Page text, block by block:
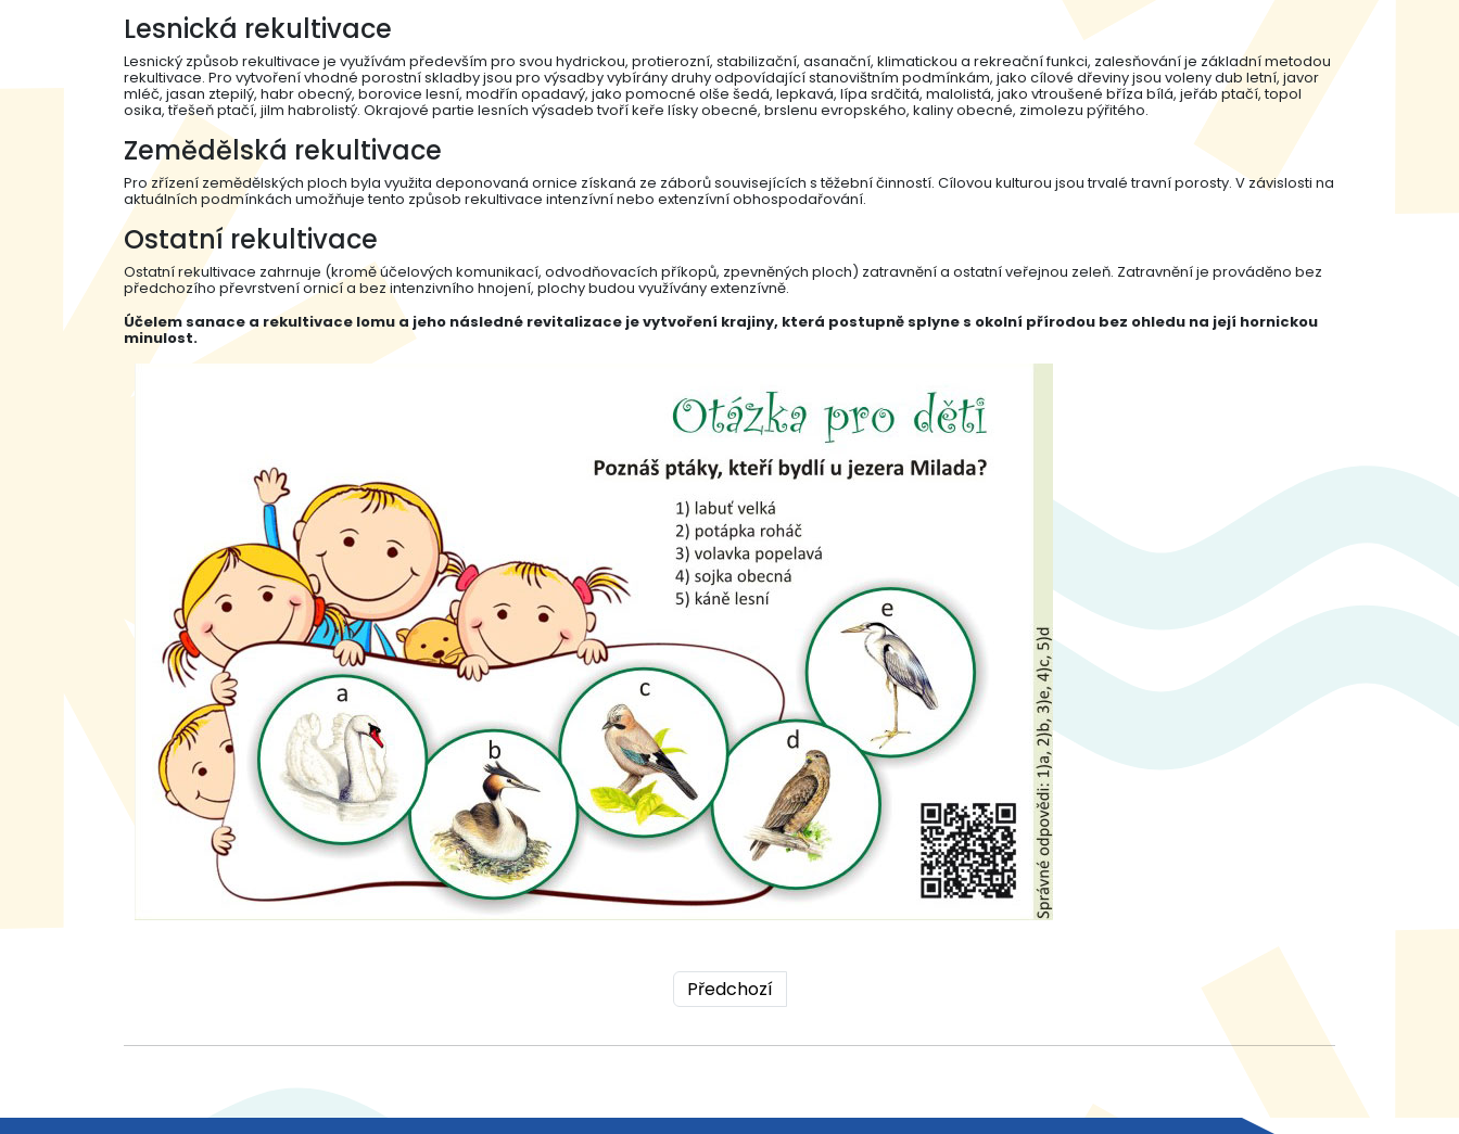
Lesnická rekultivace
Lesnický způsob rekultivace je využívám především pro svou hydrickou, protierozní, stabilizační, asanační, klimatickou a rekreační funkci, zalesňování je základní metodou
rekultivace. Pro vytvoření vhodné porostní skladby jsou pro výsadby vybírány druhy odpovídající stanovištním podmínkám, jako cílové dřeviny jsou voleny dub letní, javor
mléč, jasan ztepilý, habr obecný, borovice lesní, modřín opadavý, jako pomocné olše šedá, lepkavá, lípa srdčitá, malolistá, jako vtroušené bříza bílá, jeřáb ptačí, topol
osika, třešeň ptačí, jilm habrolistý. Okrajové partie lesních výsadeb tvoří keře lísky obecné, brslenu evropského, kaliny obecné, zimolezu pýřitého.
Zemědělská rekultivace
Pro zřízení zemědělských ploch byla využita deponovaná ornice získaná ze záborů souvisejících s těžební činností. Cílovou kulturou jsou trvalé travní porosty. V závislosti na
aktuálních podmínkách umožňuje tento způsob rekultivace intenzívní nebo extenzívní obhospodařování.
Ostatní rekultivace
Ostatní rekultivace zahrnuje (kromě účelových komunikací, odvodňovacích příkopů, zpevněných ploch) zatravnění a ostatní veřejnou zeleň. Zatravnění je prováděno bez
předchozího převrstvení ornicí a bez intenzivního hnojení, plochy budou využívány extenzívně.
Účelem sanace a rekultivace lomu a jeho následné revitalizace je vytvoření krajiny, která postupně splyne s okolní přírodou bez ohledu na její hornickou
minulost.
Předchozí